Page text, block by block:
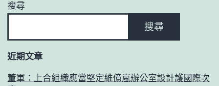
搜尋
搜尋
近期文章
董軍：上合組織應當堅定維億嵐辦公室設計護國際次